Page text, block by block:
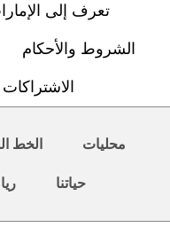
تعرف إلى
الشروط والأحكام
الاشتراكات
محليات الخط
حياتنا